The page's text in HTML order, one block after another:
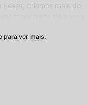
criamos mais do
para ver mais.